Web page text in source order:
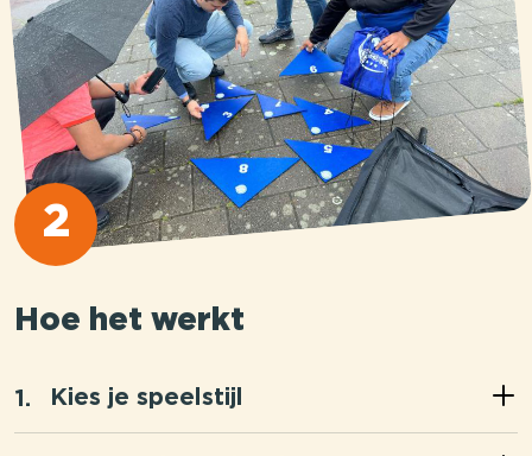
2
Hoe het werkt
Kies je speelstijl